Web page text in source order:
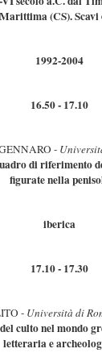
Marittima (CS). Scavi
1992-2004
16.50 - 17.10
-
di riferimento
figurate nella
iberica
17.10 - 17.30
- Università di
culto nel mondo
letteraria e